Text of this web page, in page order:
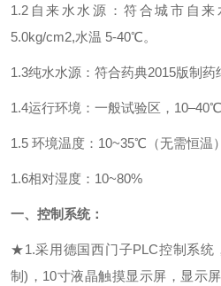
1.2 自来水水源：符合城市自
5.0kg/cm2,水温 5-40℃。
1.3纯水水源：符合药典2015版制药
1.4运行环境：一般试验区，
1.5 环境温度： 10~35℃（无需恒温）
1.6相对湿度： 10~80%
一、 控制系统：
★1.采用德国西门子PLC控制系
制)， 10寸液晶触摸显示屏， 显示